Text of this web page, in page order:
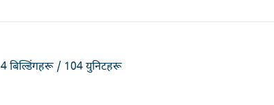
4 बिल्डिंगहरू / 104 युनिटहरू